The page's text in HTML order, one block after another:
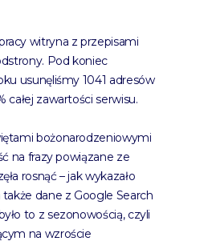
witryna z przepisami
Pod koniec
usunęliśmy 1041 adresów
całej zawartości serwisu.
bożonarodzeniowymi
na frazy powiązane ze
rosnąć – jak wykazało
dane z Google Search
to z sezonowością, czyli
na wzroście